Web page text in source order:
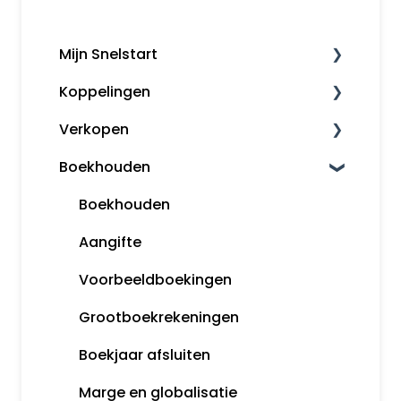
Mijn Snelstart
Mijn Snelstart
Koppelingen
Overige koppelingen
Verkopen
Factureren
Herinneringen en aanmaningen
Opmaak orders
Klanten
Snelstart Kassa
Boekhouden
Boekhouden
Aangifte
Voorbeeldboekingen
Grootboekrekeningen
Boekjaar afsluiten
Marge en globalisatie